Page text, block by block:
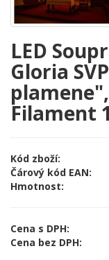
LED
Gloria
Filament
Kód zboží:
Čárový kód EAN:
Hmotnost:
Cena s DPH:
Cena bez DPH: